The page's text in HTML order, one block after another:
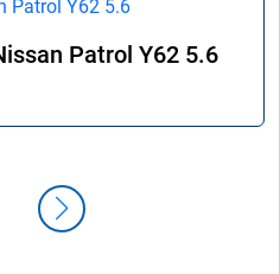
Patrol Y62 5.6